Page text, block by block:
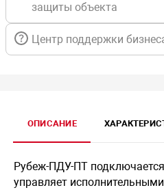
защиты объекта
Центр поддержки
ОПИСАНИЕ
Рубеж-ПДУ-ПТ
управляет